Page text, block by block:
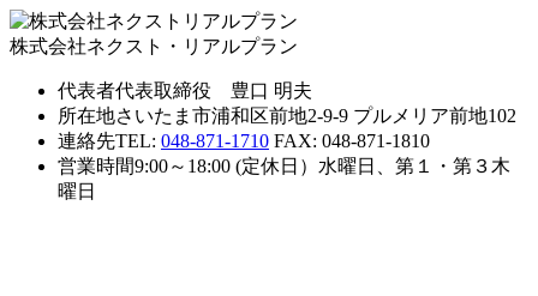
株式会社ネクスト・リアルプラン
代表者代表取締役 豊口 明夫
所在地さいたま市浦和区前地2-9-9 プルメリア前地102
連絡先TEL: 048-871-1710 FAX: 048-871-1810
営業時間9:00～18:00 (定休日）水曜日、第１・第３木
曜日